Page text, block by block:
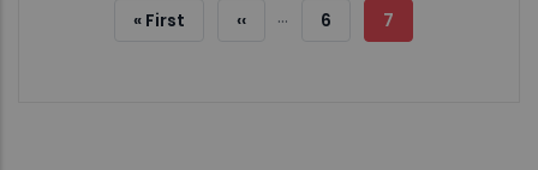
İlk
« First
Önceki
‹‹ … Sayfa
6
Şu
7